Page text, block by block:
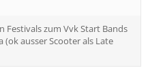
Festivals zum Vvk Start Bands
ausser Scooter als Late